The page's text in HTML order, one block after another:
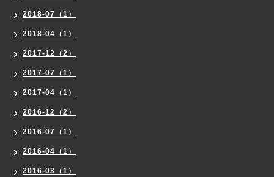
2018-07（1）
2018-04（1）
2017-12（2）
2017-07（1）
2017-04（1）
2016-12（2）
2016-07（1）
2016-04（1）
2016-03（1）